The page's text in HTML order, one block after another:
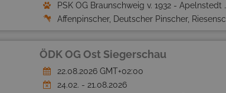
PSK OG Braunschweig v. 1932 - Apelnstedt e.V.
Affenpinscher, Deutscher Pinscher, Riesenschnauzer, Schnauzer, Zwergpinscher, Zwergschnauzer
ÖDK OG Ost Siegerschau
22.08.2026 GMT+02:00
24.02. - 21.08.2026